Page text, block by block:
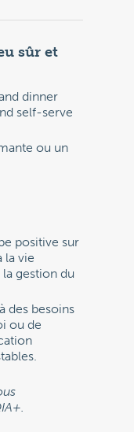
sûr et
dinner
self-serve
ou un
positive sur
la vie
gestion du
des besoins
ou de